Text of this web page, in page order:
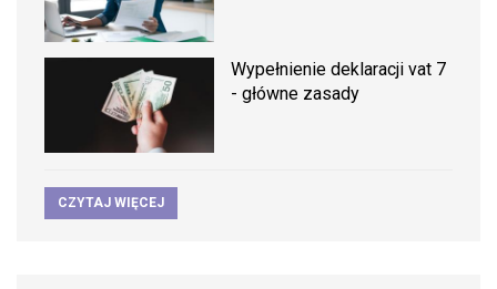
Wypełnienie deklaracji vat 7
- główne zasady
CZYTAJ WIĘCEJ